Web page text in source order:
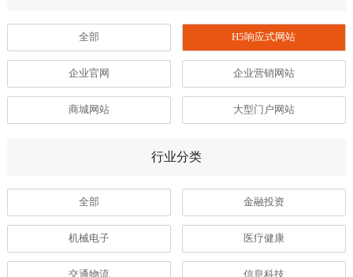
全部 H5响应式网站
企业官网 企业营销网站
商城网站 大型门户网站
行业分类
全部 金融投资
机械电子 医疗健康